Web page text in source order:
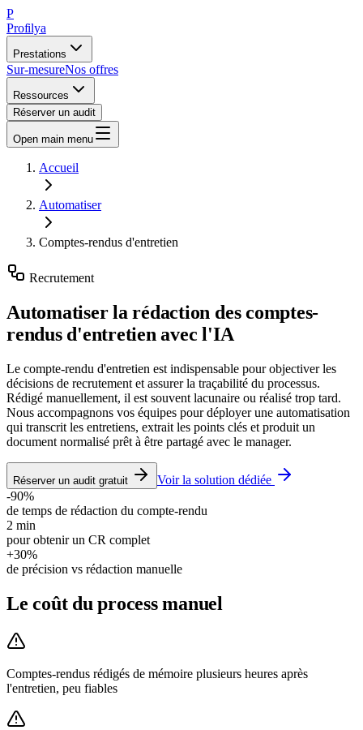
P
Profilya
Prestations
Sur-mesureNos offres
Ressources
Réserver un audit
Open main menu
Accueil
Automatiser
Comptes-rendus d'entretien
Recrutement
Automatiserla rédaction des comptes-
rendus d'entretien avec l'IA
Le compte-rendu d'entretien est indispensable pour objectiver les
décisions de recrutement et assurer la traçabilité du processus.
Rédigé manuellement, il est souvent lacunaire ou réalisé trop tard.
Nous accompagnons vos équipes pour déployer une automatisation
qui transcrit les entretiens, extrait les points clés et produit un
document normalisé prêt à être partagé avec le manager.
Réserver un audit gratuit
Voir la solution dédiée
-90%
de temps de rédaction du compte-rendu
2 min
pour obtenir un CR complet
+30%
de précision vs rédaction manuelle
Le coût du process manuel
Comptes-rendus rédigés de mémoire plusieurs heures après
l'entretien, peu fiables